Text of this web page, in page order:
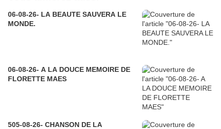
06-08-26- LA BEAUTE SAUVERA LE
MONDE.
06-08-26- A LA DOUCE MEMOIRE DE
FLORETTE MAES
505-08-26- CHANSON DE LA